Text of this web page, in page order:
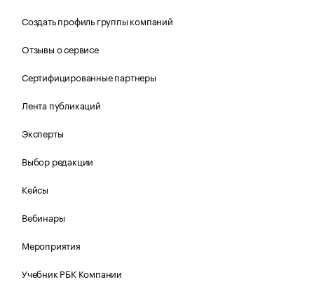
Создать профиль группы компаний
Отзывы о сервисе
Сертифицированные партнеры
Лента публикаций
Эксперты
Выбор редакции
Кейсы
Вебинары
Мероприятия
Учебник РБК Компании